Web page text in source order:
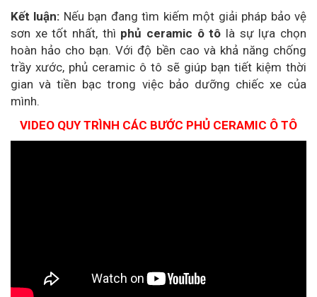
Kết luận: Nếu bạn đang tìm kiếm một giải pháp bảo vệ
sơn xe tốt nhất, thì phủ ceramic ô tô là sự lựa chọn
hoàn hảo cho bạn. Với độ bền cao và khả năng chống
trầy xước, phủ ceramic ô tô sẽ giúp bạn tiết kiệm thời
gian và tiền bạc trong việc bảo dưỡng chiếc xe của
mình.
VIDEO QUY TRÌNH CÁC BƯỚC PHỦ CERAMIC Ô TÔ